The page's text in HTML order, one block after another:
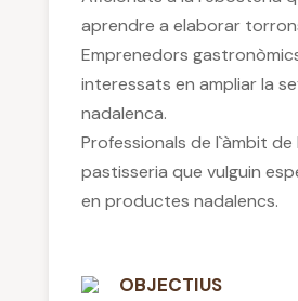
aprendre a elaborar
Emprenedors
interessats en ampliar la
nadalenca.
Professionals de l`àmbit de
pastisseria que vulguin
en productes nadalencs.
OBJECTIUS